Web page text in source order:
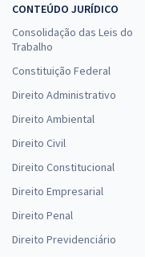
CONTEÚDO JURÍDICO
Consolidação das Leis do
Trabalho
Constituição Federal
Direito Administrativo
Direito Ambiental
Direito Civil
Direito Constitucional
Direito Empresarial
Direito Penal
Direito Previdenciário